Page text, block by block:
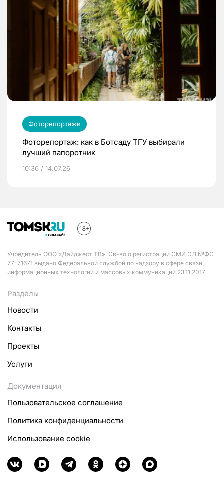
Фоторепортажи
Фоторепортаж: как в Ботсаду ТГУ выбирали
лучший папоротник
10:36 / 14.07.26
Учредитель ООО «Дайджест ТВ». Св-во о регистрации СМИ ЭЛ №ФС
77-71671 выдано Федеральной службой по надзору в сфере связи,
информационных технологий и массовых коммуникаций 23.11.2017
Разделы
Новости
Контакты
Проекты
Услуги
Документация
Пользовательское соглашение
Политика конфиденциальности
Использование cookie